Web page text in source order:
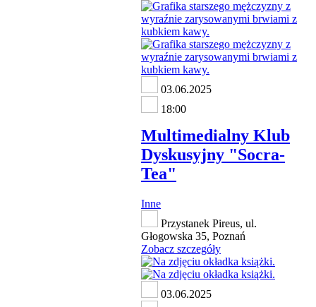
03.06.2025
18:00
Multimedialny Klub
Dyskusyjny "Socra-
Tea"
Inne
Przystanek Pireus, ul.
Głogowska 35, Poznań
Zobacz szczegóły
03.06.2025